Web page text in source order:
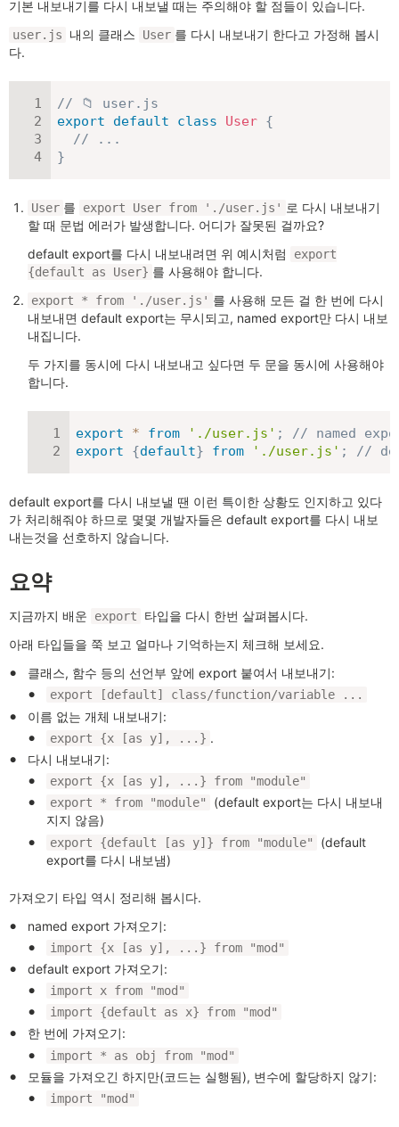
기본 내보내기를 다시 내보낼 때는 주의해야 할 점들이 있습니다.
user.js 내의 클래스 User 를 다시 내보내기 한다고 가정해 봅시
다.
// 📁 user.js
export
default class User {
// ...
}
User 를 export User from './user.js' 로 다시 내보내기
할 때 문법 에러가 발생합니다. 어디가 잘못된 걸까요?
default export를 다시 내보내려면 위 예시처럼
export
{default as User} 를 사용해야 합니다.
export * from './user.js' 를 사용해 모든 걸 한 번에 다시
내보내면 default export는 무시되고, named export만 다시 내보
내집니다.
두 가지를 동시에 다시 내보내고 싶다면 두 문을 동시에 사용해야
합니다.
export * from './user.js' ;
// named
export
{default} from './user.js' ; //
default export를 다시 내보낼 땐 이런 특이한 상황도 인지하고 있다
가 처리해줘야 하므로 몇몇 개발자들은 default export를 다시 내보
내는것을 선호하지 않습니다.
요약
지금까지 배운 export
타입을 다시 한번 살펴봅시다.
아래 타입들을 쭉 보고 얼마나 기억하는지 체크해 보세요.
클래스, 함수 등의 선언부 앞에 export 붙여서 내보내기:
export [default] class/function/variable ...
이름 없는 개체 내보내기:
export {x [as y], ...} .
다시 내보내기:
export {x [as y], ...} from "module"
export * from "module"
(default export는 다시 내보내
지지 않음)
export {default [as y]} from "module"
(default
export를 다시 내보냄)
가져오기 타입 역시 정리해 봅시다.
named export 가져오기:
import {x [as y], ...} from "mod"
default export 가져오기:
import x from "mod"
import {default as x} from "mod"
한 번에 가져오기:
import * as obj from "mod"
모듈을 가져오긴 하지만(코드는 실행됨), 변수에 할당하지 않기:
import "mod"